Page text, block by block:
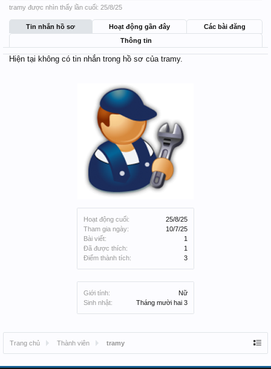
Hoạt động cuối:
25/8/25
Tham gia ngày:
10/7/25
Bài viết:
1
Đã được thích:
1
Điểm thành tích:
3
Giới tính:
Nữ
Sinh nhật:
Tháng mười hai 3
tramy được nhìn thấy lần cuối: 25/8/25
Tin nhắn hồ sơ Hoạt động gần đây
Các bài đăng
Thông tin
Hiện tại không có tin nhắn trong hồ sơ của tramy.
Trang chủ Thành viên tramy